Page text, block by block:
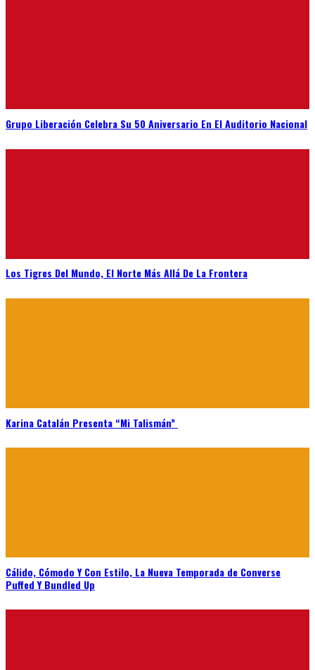
Grupo Liberación Celebra Su 50 Aniversario En El Auditorio Nacional
Los Tigres Del Mundo, El Norte Más Allá De La Frontera
Karina Catalán Presenta “Mi Talismán”
Cálido, Cómodo Y Con Estilo, La Nueva Temporada de Converse
Puffed Y Bundled Up